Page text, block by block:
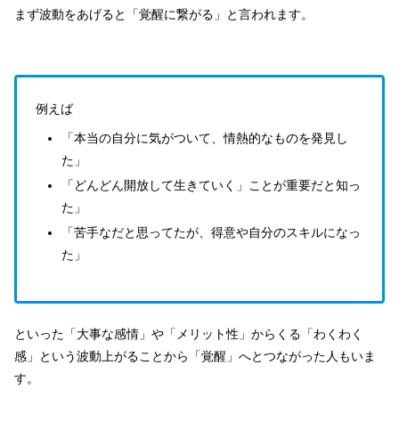
まず波動をあげると「覚醒に繋がる」と言われます。
例えば
「本当の自分に気がついて、情熱的なものを発見し
た」
「どんどん開放して生きていく」ことが重要だと知っ
た」
「苦手なだと思ってたが、得意や自分のスキルになっ
た」
といった「大事な感情」や「メリット性」からくる「わくわく
感」という波動上がることから「覚醒」へとつながった人もいま
す。